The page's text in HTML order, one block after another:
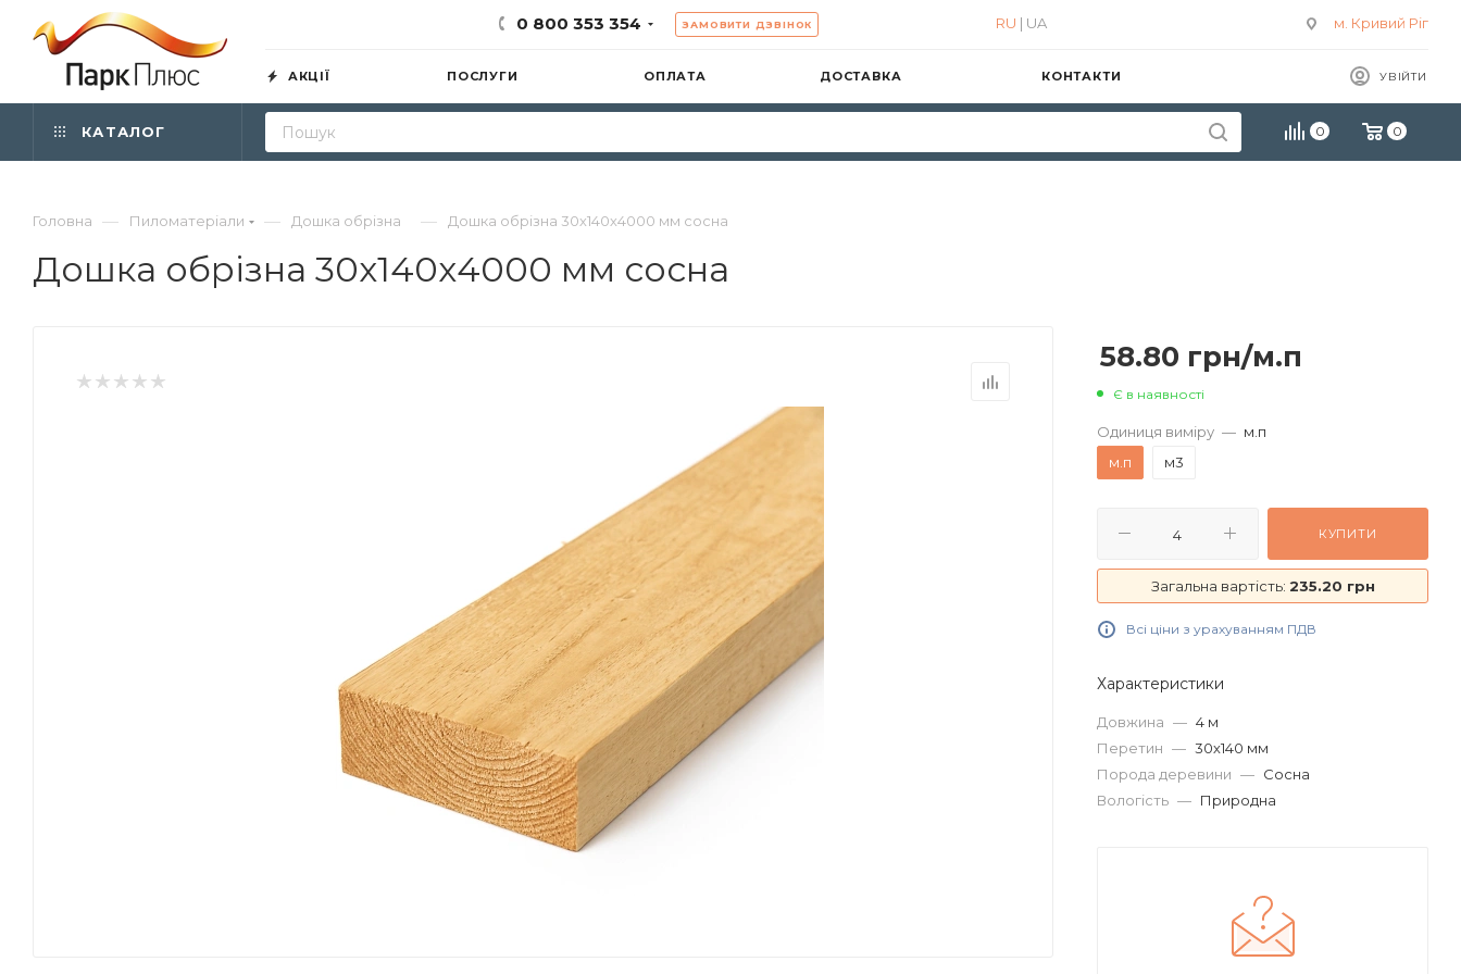
0 800 353 354 ЗАМОВИТИ ДЗВІНОК м. Кривий Ріг
RU | UA
УВІЙТИ
АКЦІЇ ПОСЛУГИ ОПЛАТА ДОСТАВКА КОНТАКТИ
0 0
КАТАЛОГ
Головна — Пиломатеріали — Дошка обрізна — Дошка обрізна 30х140х4000 мм сосна
Дошка обрізна 30х140х4000 мм сосна
58.80 грн/м.п
Є в наявності
Одиниця виміру — м.п
м.п
м3
КУПИТИ
Загальна вартість: 235.20 грн
Всі ціни з урахуванням ПДВ
Характеристики
Довжина — 4 м
Перетин — 30х140 мм
Порода деревини — Сосна
Вологість — Природна